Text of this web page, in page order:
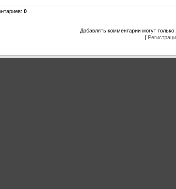
: 0
Добавлять комментарии могут только
[